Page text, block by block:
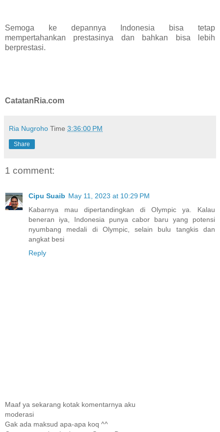
Semoga ke depannya Indonesia bisa tetap
mempertahankan prestasinya dan bahkan bisa lebih
berprestasi.
CatatanRia.com
Ria Nugroho Time 3:36:00 PM
Share
1 comment:
Cipu Suaib May 11, 2023 at 10:29 PM
Kabarnya mau dipertandingkan di Olympic ya. Kalau
beneran iya, Indonesia punya cabor baru yang potensi
nyumbang medali di Olympic, selain bulu tangkis dan
angkat besi
Reply
Maaf ya sekarang kotak komentarnya aku
moderasi
Gak ada maksud apa-apa koq ^^